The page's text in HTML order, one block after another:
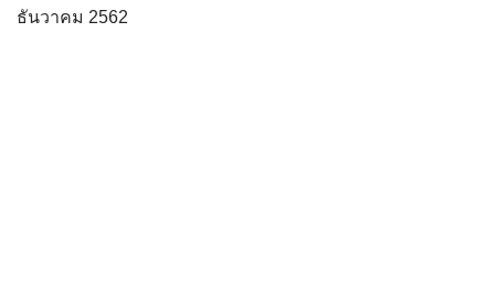
ธันวาคม 2562